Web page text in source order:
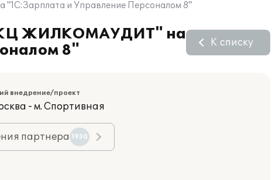
и Управление Персоналом 8"
ЖИЛКОМАУДИТ" на
8"
К списку
внедрение/проект
- м. Спортивная
партнера 1930